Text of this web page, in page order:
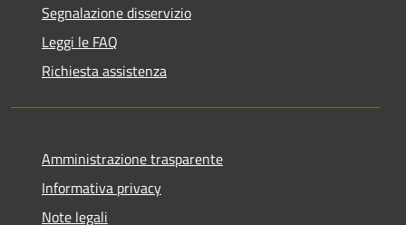
Segnalazione disservizio
Leggi le FAQ
Richiesta assistenza
Amministrazione trasparente
Informativa privacy
Note legali